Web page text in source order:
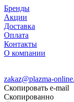
Бренды
Акции
Доставка
Оплата
Контакты
О компании
zakaz@plazma-
Скопировать e-mail
Cкопированно